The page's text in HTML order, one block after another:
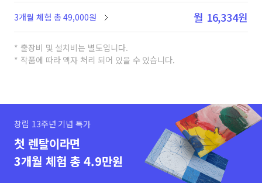
3개월 체험 총 49,000원 월 16,334원
* 출장비 및 설치비는 별도입니다.
* 작품에 따라 액자 처리 되어 있을 수 있습니다.
창립 13주년 기념 특가
첫 렌탈이라면
3개월 체험 총 4.9만원